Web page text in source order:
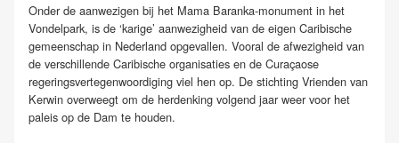
Onder de aanwezigen bij het Mama Baranka-monument in het
Vondelpark, is de ‘karige’ aanwezigheid van de eigen Caribische
gemeenschap in Nederland opgevallen. Vooral de afwezigheid van
de verschillende Caribische organisaties en de Curaçaose
regeringsvertegenwoordiging viel hen op. De stichting Vrienden van
Kerwin overweegt om de herdenking volgend jaar weer voor het
paleis op de Dam te houden.